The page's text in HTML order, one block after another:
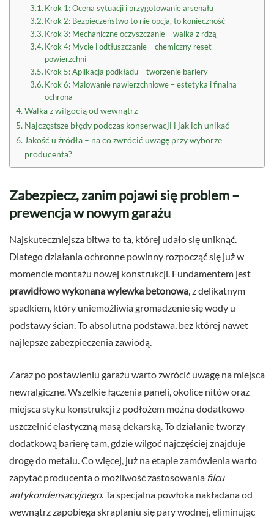
Krok 1: Ocena sytuacji i przygotowanie arsenału
Krok 2: Bezpieczeństwo to nie opcja, to konieczność
Krok 3: Mechaniczne oczyszczanie – walka z rdzą
Krok 4: Mycie i odtłuszczanie – chemiczny reset
powierzchni
Krok 5: Aplikacja podkładu – tworzenie bariery
Krok 6: Malowanie nawierzchniowe – estetyka i finalna
ochrona
Walka z wilgocią od wewnątrz
Najczęstsze błędy podczas konserwacji i jak ich unikać
Jakość u źródła – na co zwrócić uwagę przy wyborze
producenta?
Zabezpiecz, zanim pojawi się problem –
prewencja w nowym garażu
Najskuteczniejsza bitwa to ta, której udało się uniknąć.
Dlatego działania ochronne powinny rozpocząć się już w
momencie montażu nowej konstrukcji. Fundamentem jest
prawidłowo wykonana wylewka betonowa , z delikatnym
spadkiem, który uniemożliwia gromadzenie się wody u
podstawy ścian. To absolutna podstawa, bez której nawet
najlepsze zabezpieczenia zawiodą.
Zaraz po postawieniu garażu warto zwrócić uwagę na miejsca
newralgiczne. Wszelkie łączenia paneli, okolice nitów oraz
miejsca styku konstrukcji z podłożem można dodatkowo
uszczelnić elastyczną masą dekarską. To działanie tworzy
dodatkową barierę tam, gdzie wilgoć najczęściej znajduje
drogę do metalu. Co więcej, już na etapie zamówienia warto
zapytać producenta o możliwość zastosowania filcu
antykondensacyjnego. Ta specjalna powłoka nakładana od
wewnątrz zapobiega skraplaniu się pary wodnej, eliminując